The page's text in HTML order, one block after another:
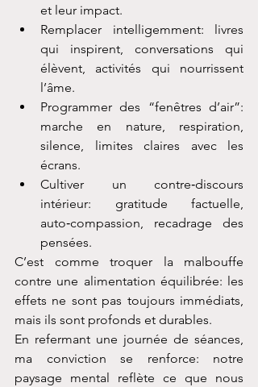
et leur impact.
Remplacer intelligemment: livres
qui inspirent, conversations qui
élèvent, activités qui nourrissent
l’âme.
Programmer des “fenêtres d’air”:
marche en nature, respiration,
silence, limites claires avec les
écrans.
Cultiver un contre‑discours
intérieur: gratitude factuelle,
auto‑compassion, recadrage des
pensées.
C’est comme troquer la malbouffe
contre une alimentation équilibrée: les
effets ne sont pas toujours immédiats,
mais ils sont profonds et durables.
En refermant une journée de séances,
ma conviction se renforce: notre
paysage mental reflète ce que nous